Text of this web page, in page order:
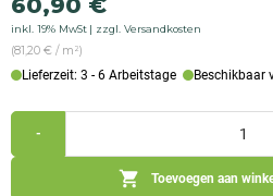
prijs
was:
68,90
prijs
is:
60,90
inkl. 19% MwSt zzgl. Versandkosten
(81,20 € / m²)
-
(1.000x750x80mm)
Hoeveelheid
Toevoegen aan
Lieferzeit: 3 - 6 Arbeitstage Beschikbaar